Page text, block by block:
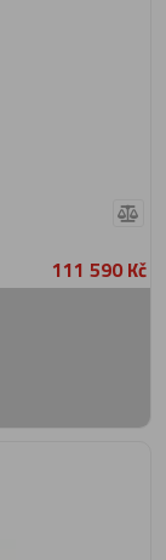
111 590 Kč